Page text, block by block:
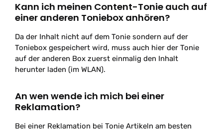
Kann ich meinen Content-Tonie auch auf
einer anderen Toniebox anhören?
Da der Inhalt nicht auf dem Tonie sondern auf der
Toniebox gespeichert wird, muss auch hier der Tonie
auf der anderen Box zuerst einmalig den Inhalt
herunter laden (im WLAN).
An wen wende ich mich bei einer
Reklamation?
Bei einer Reklamation bei Tonie Artikeln am besten